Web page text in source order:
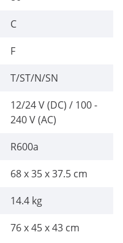
C
F
T/ST/N/SN
12/24 V (DC) / 100 -
240 V (AC)
R600a
68 x 35 x 37.5 cm
14.4 kg
76 x 45 x 43 cm